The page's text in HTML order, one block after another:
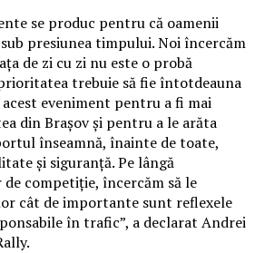
se produc pentru că oamenii
presiunea timpului. Noi încercăm
de zi cu zi nu este o probă
trebuie să fie întotdeauna
eveniment pentru a fi mai
din Brașov și pentru a le arăta
înseamnă, înainte de toate,
și siguranță. Pe lângă
competiție, încercăm să le
cât de importante sunt reflexele
în trafic”, a declarat Andrei